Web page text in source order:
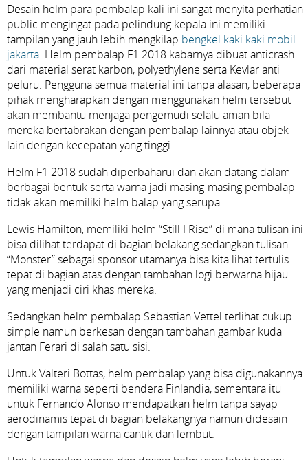
Desain helm para pembalap kali ini sangat menyita perhatian
public mengingat pada pelindung kepala ini memiliki
tampilan yang jauh lebih mengkilap bengkel kaki kaki mobil
jakarta. Helm pembalap F1 2018 kabarnya dibuat anticrash
dari material serat karbon, polyethylene serta Kevlar anti
peluru. Pengguna semua material ini tanpa alasan, beberapa
pihak mengharapkan dengan menggunakan helm tersebut
akan membantu menjaga pengemudi selalu aman bila
mereka bertabrakan dengan pembalap lainnya atau objek
lain dengan kecepatan yang tinggi.
Helm F1 2018 sudah diperbaharui dan akan datang dalam
berbagai bentuk serta warna jadi masing-masing pembalap
tidak akan memiliki helm balap yang serupa.
Lewis Hamilton, memiliki helm “Still I Rise” di mana tulisan ini
bisa dilihat terdapat di bagian belakang sedangkan tulisan
“Monster” sebagai sponsor utamanya bisa kita lihat tertulis
tepat di bagian atas dengan tambahan logi berwarna hijau
yang menjadi ciri khas mereka.
Sedangkan helm pembalap Sebastian Vettel terlihat cukup
simple namun berkesan dengan tambahan gambar kuda
jantan Ferari di salah satu sisi.
Untuk Valteri Bottas, helm pembalap yang bisa digunakannya
memiliki warna seperti bendera Finlandia, sementara itu
untuk Fernando Alonso mendapatkan helm tanpa sayap
aerodinamis tepat di bagian belakangnya namun didesain
dengan tampilan warna cantik dan lembut.